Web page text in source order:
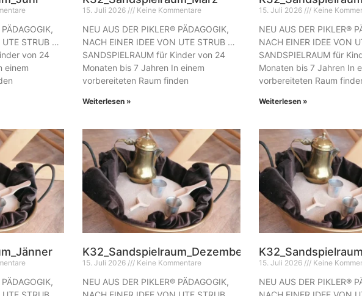
UTE STRUB …
von 24
einem
15. Juli 2026 Keine Kommentare
NEU AUS DER PIKLER® PÄDAGOGIK,
NACH EINER IDEE VON UTE STRUB …
SANDSPIELRAUM für Kinder von 24
Monaten bis 7 Jahren In einem
vorbereiteten Raum finden
Weiterlesen »
15. Juli 2026 Keine
NEU AUS DER PIKLER®
NACH EINER IDEE VON
SANDSPIELRAUM für
Monaten bis 7 Jahren In
vorbereiteten Raum
Weiterlesen »
K32_Sandspielraum_Dezember
15. Juli 2026 Keine Kommentare
NEU AUS DER PIKLER® PÄDAGOGIK,
15. Juli 2026 Keine
NEU AUS DER PIKLER®